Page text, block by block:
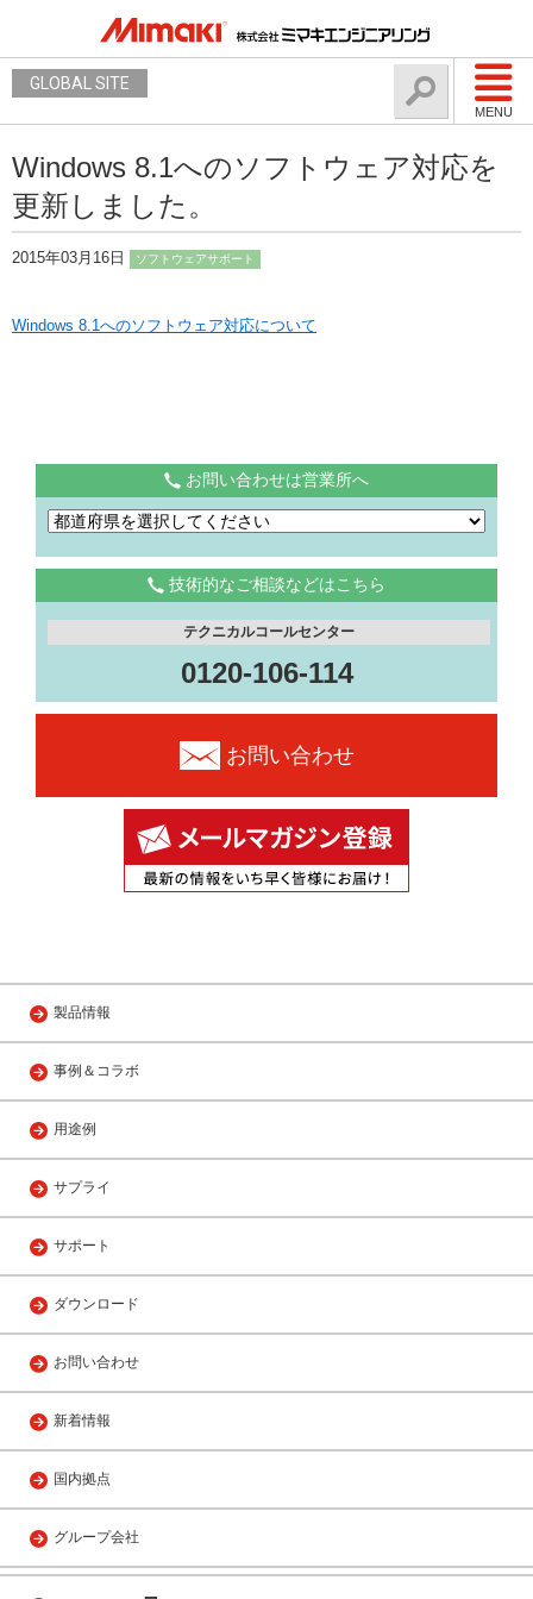
MENU
GLOBAL SITE
Windows 8.1へのソフトウェア対応を
更新しました。
2015年03月16日 ソフトウェアサポート
Windows 8.1へのソフトウェア対応について
お問い合わせは営業所へ
技術的なご相談などはこちら
テクニカルコールセンター
0120-106-114
お問い合わせ
製品情報
事例＆コラボ
用途例
サプライ
サポート
ダウンロード
お問い合わせ
新着情報
国内拠点
グループ会社